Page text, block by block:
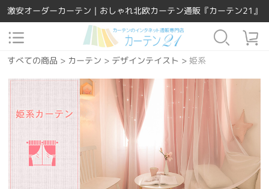
激安オーダーカーテン｜おしゃれ北欧カーテン通販『カーテン21』
すべての商品 > カーテン > デザインテイスト > 姫系